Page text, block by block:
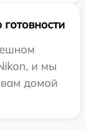
и мы
домой